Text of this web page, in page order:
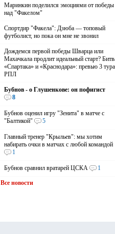
Маринкин поделился эмоциями от победы
над "Факелом"
Спортдир "Факела": Дзюба — топовый
футболист, но пока он мне не звонил
Дождемся первой победы Шварца или
Махачкала продлит идеальный старт?
«Спартака» и «Краснодара»: превью 3 тура
РПЛ
Бубнов - о Глушенкове: он пофигист
8
Бубнов оценил игру "Зенита" в матче с
"Балтикой"
5
Главный тренер "Крыльев": мы хотим
набирать очки в матчах с любой командой
1
Бубнов сравнил вратарей ЦСКА 1
Все новости